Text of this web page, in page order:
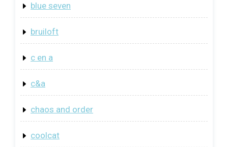
blue seven
bruiloft
c en a
c&a
chaos and order
coolcat